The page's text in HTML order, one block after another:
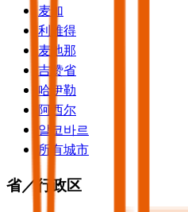
麦加
利雅得
麦地那
吉赞省
哈伊勒
阿西尔
알코바르
所有城市
省／行政区